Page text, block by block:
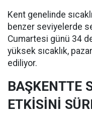
Kent genelinde
benzer seviyelerde
Cumartesi günü 34
yüksek sıcaklık,
ediliyor.
BAŞKENTTE
ETKİSİNİ